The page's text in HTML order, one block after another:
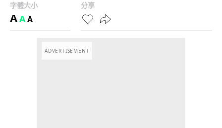
字體大小
AAA
分享
ADVERTISEMENT